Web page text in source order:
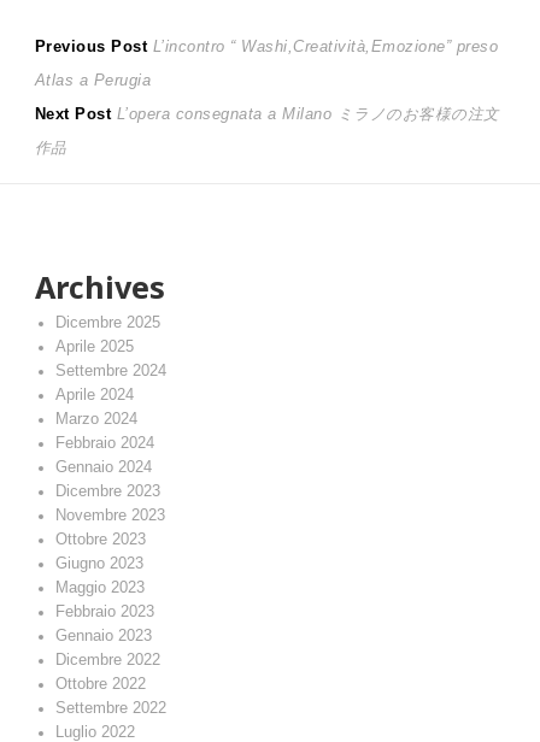
Navigazione
articoli
Previous Post Previous
L’incontro “ Washi,Creatività,Emozione” preso
Atlas a Perugia
Next Post Next
L’opera consegnata a Milano ミラノのお客様の注文
作品
Archives
Dicembre 2025
Aprile 2025
Settembre 2024
Aprile 2024
Marzo 2024
Febbraio 2024
Gennaio 2024
Dicembre 2023
Novembre 2023
Ottobre 2023
Giugno 2023
Maggio 2023
Febbraio 2023
Gennaio 2023
Dicembre 2022
Ottobre 2022
Settembre 2022
Luglio 2022